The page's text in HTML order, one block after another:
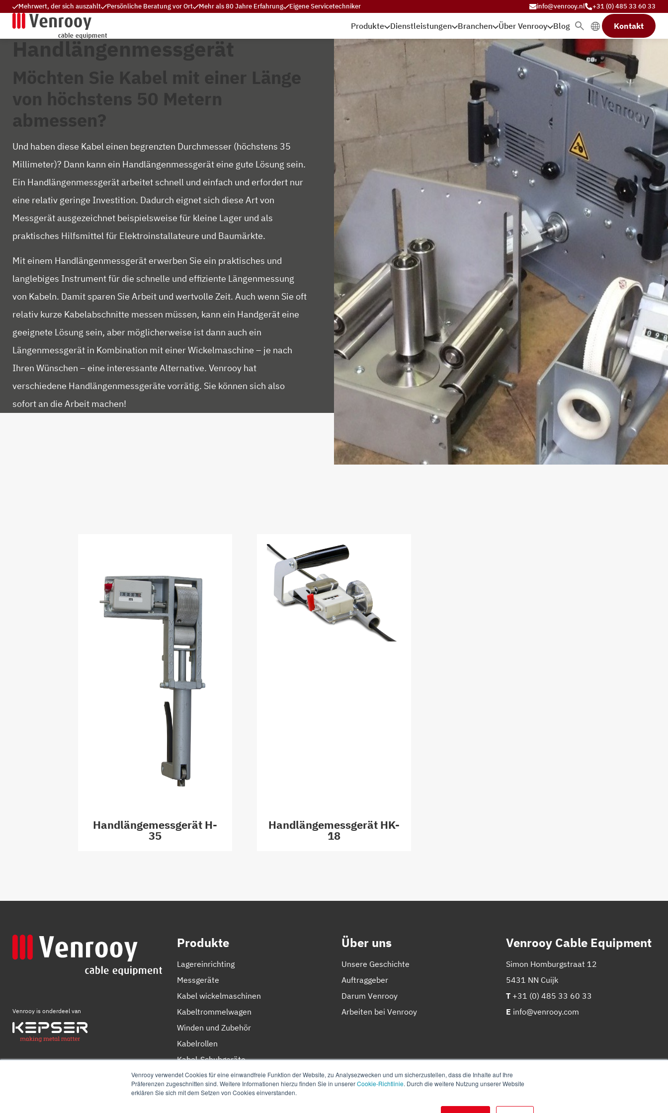
Venrooy verwendet Cookies für eine einwandfreie Funktion der Website, zu Analysezwecken und um sicherzustellen, dass die Inhalte auf Ihre
Präferenzen zugeschnitten sind. Weitere Informationen hierzu finden Sie in unsererCookie-Richtlinie. Durch die weitere Nutzung unserer Website
erklären Sie sich mit dem Setzen von Cookies einverstanden.
Mehrwert, der sich auszahlt Persönliche Beratung vor Ort Mehr als 80 Jahre Erfahrung Eigene Servicetechniker info@venrooy.nl +31 (0) 485 33 60 33
Produkte Dienstleistungen Branchen Über Venrooy Blog Kontakt
Handlängenmessgerät
Möchten Sie Kabel mit einer Länge
von höchstens 50 Metern
abmessen?
Und haben diese Kabel einen begrenzten Durchmesser (höchstens 35
Millimeter)? Dann kann ein Handlängenmessgerät eine gute Lösung sein.
Ein Handlängenmessgerät arbeitet schnell und einfach und erfordert nur
eine relativ geringe Investition. Dadurch eignet sich diese Art von
Messgerät ausgezeichnet beispielsweise für kleine Lager und als
praktisches Hilfsmittel für Elektroinstallateure und Baumärkte.
Mit einem Handlängenmessgerät erwerben Sie ein praktisches und
langlebiges Instrument für die schnelle und effiziente Längenmessung
von Kabeln. Damit sparen Sie Arbeit und wertvolle Zeit. Auch wenn Sie oft
relativ kurze Kabelabschnitte messen müssen, kann ein Handgerät eine
geeignete Lösung sein, aber möglicherweise ist dann auch ein
Längenmessgerät in Kombination mit einer Wickelmaschine – je nach
Ihren Wünschen – eine interessante Alternative. Venrooy hat
verschiedene Handlängenmessgeräte vorrätig. Sie können sich also
sofort an die Arbeit machen!
Handlängemessgerät H-
35
Handlängemessgerät HK-
18
Venrooy is onderdeel van
Produkte
Lagereinrichting
Messgeräte
Kabel wickelmaschinen
Kabeltrommelwagen
Winden und Zubehör
Kabelrollen
Kabel-Schubgeräte
Kabelscheren
Über uns
Unsere Geschichte
Auftraggeber
Darum Venrooy
Arbeiten bei Venrooy
Venrooy Cable Equipment
Simon Homburgstraat 12
5431 NN Cuijk
T +31 (0) 485 33 60 33
E info@venrooy.com